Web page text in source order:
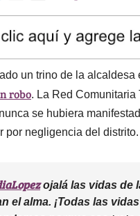
k
e
d
I
n
l
e
a
d
s
un trino de la alcaldesa
robo. La Red
se hubiera
por negligencia del distrito.
ojalá las vidas de
el alma. ¡Todas las